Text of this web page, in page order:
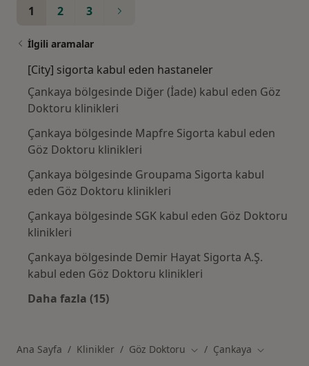
1 2 3
İlgili aramalar
[City] sigorta kabul eden hastaneler
Çankaya bölgesinde Diğer (İade) kabul eden Göz
Doktoru klinikleri
Çankaya bölgesinde Mapfre Sigorta kabul eden
Göz Doktoru klinikleri
Çankaya bölgesinde Groupama Sigorta kabul
eden Göz Doktoru klinikleri
Çankaya bölgesinde SGK kabul eden Göz Doktoru
klinikleri
Çankaya bölgesinde Demir Hayat Sigorta A.Ş.
kabul eden Göz Doktoru klinikleri
Daha fazla (15)
Ana Sayfa Klinikler Göz Doktoru Şehir değiştir
Çankaya Şehir